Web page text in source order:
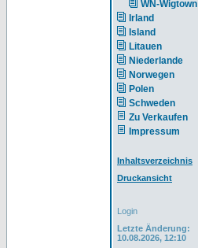
WN-Wigtown
Irland
Island
Litauen
Niederlande
Norwegen
Polen
Schweden
Zu Verkaufen
Impressum
Inhaltsverzeichnis
Druckansicht
Login
Letzte Änderung:
10.08.2026, 12:10